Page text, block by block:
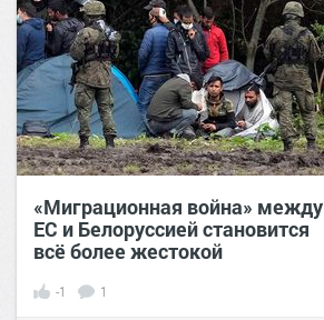
«Миграционная война» между
ЕС и Белоруссией становится
всё более жестокой
-1 1